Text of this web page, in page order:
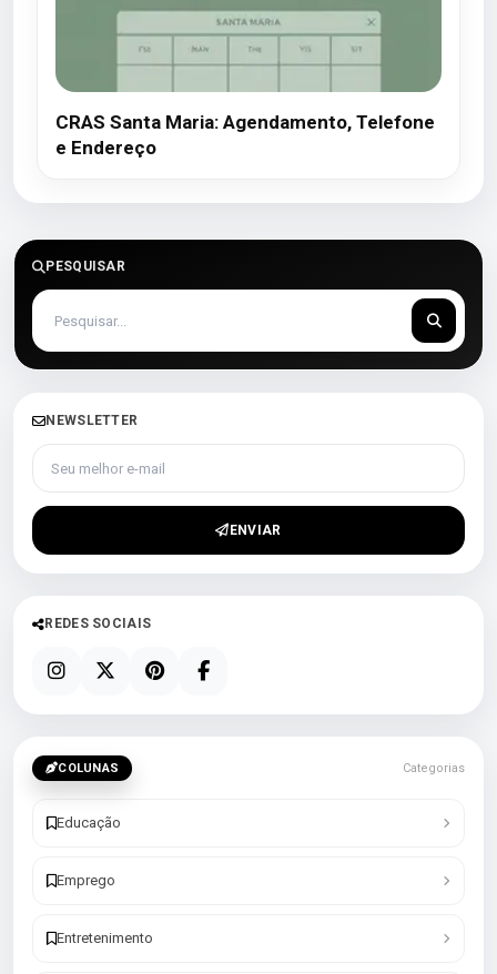
CRAS Santa Maria: Agendamento, Telefone
e Endereço
PESQUISAR
NEWSLETTER
Seu melhor e-mail
ENVIAR
REDES SOCIAIS
COLUNAS Categorias
Educação
Emprego
Entretenimento